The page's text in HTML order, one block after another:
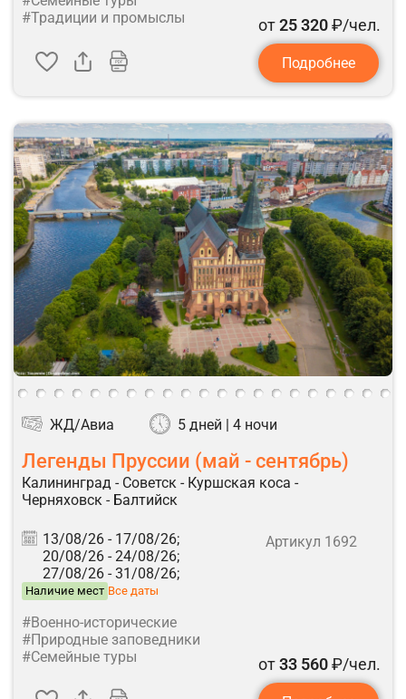
#Традиции и промыслы
от25 320₽/чел.
Подробнее
ЖД/Авиа 5 дней | 4 ночи
Легенды Пруссии (май - сентябрь)
Калининград - Советск - Куршская коса -
Черняховск - Балтийск
13/08/26 - 17/08/26;
20/08/26 - 24/08/26;
27/08/26 - 31/08/26;
Наличие мест Все даты
Артикул 1692
#Военно-исторические
#Природные заповедники
#Семейные туры
от33 560₽/чел.